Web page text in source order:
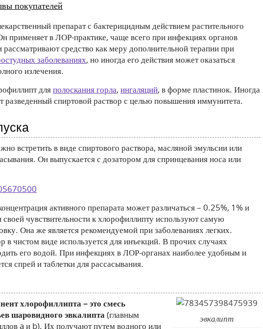
покупателей
препарат с бактерицидным действием растительного
применяет в ЛОР-практике, чаще всего при инфекциях органов
рассматривают средство как меру дополнительной терапии при
заболеваниях, но иногда его действия может оказаться
излечения.
дляполоскания горла, ингаляций, в форме пластинок. Иногда
разведенный спиртовой раствор с целью повышения иммунитета.
встретить в виде спиртового раствора, масляной эмульсии или
Он выпускается с дозатором для спринцевания носа или
активного препарата может различаться – 0.25%, 1% и
чувствительности к хлорофиллипту используют самую
Она же является рекомендуемой при заболеваниях легких.
в чистом виде используется для инъекций. В прочих случаях
его водой. При инфекциях в ЛОР-органах наиболее удобным и
спрей и таблетки для рассасывания.
эвкалипт
хлорофиллипта – это смесь
шаровидного эвкалипта(главным
a и b). Их получают путем водного или